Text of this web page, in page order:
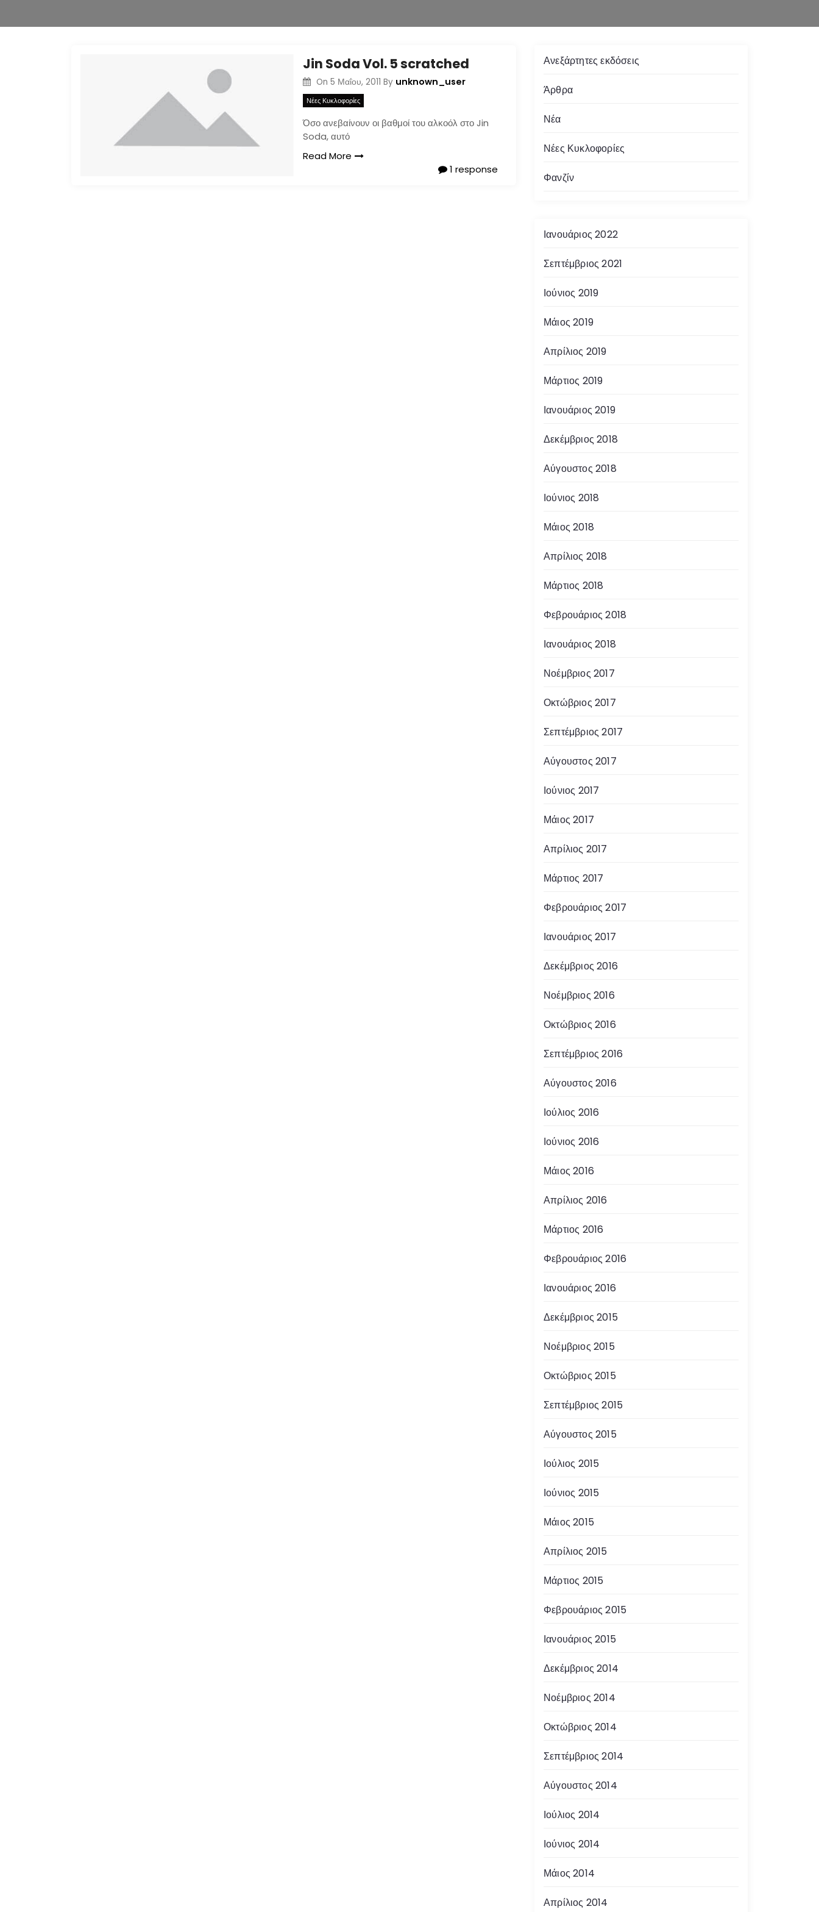
Jin Soda Vol. 5 scratched
On 5 Μαΐου, 2011 By unknown_user
Νέες Κυκλοφορίες
Όσο ανεβαίνουν οι βαθμοί του αλκοόλ στο Jin
Soda, αυτό
Read More
1 response
Ανεξάρτητες εκδόσεις
Άρθρα
Νέα
Νέες Κυκλοφορίες
Φανζίν
Ιανουάριος 2022
Σεπτέμβριος 2021
Ιούνιος 2019
Μάιος 2019
Απρίλιος 2019
Μάρτιος 2019
Ιανουάριος 2019
Δεκέμβριος 2018
Αύγουστος 2018
Ιούνιος 2018
Μάιος 2018
Απρίλιος 2018
Μάρτιος 2018
Φεβρουάριος 2018
Ιανουάριος 2018
Νοέμβριος 2017
Οκτώβριος 2017
Σεπτέμβριος 2017
Αύγουστος 2017
Ιούνιος 2017
Μάιος 2017
Απρίλιος 2017
Μάρτιος 2017
Φεβρουάριος 2017
Ιανουάριος 2017
Δεκέμβριος 2016
Νοέμβριος 2016
Οκτώβριος 2016
Σεπτέμβριος 2016
Αύγουστος 2016
Ιούλιος 2016
Ιούνιος 2016
Μάιος 2016
Απρίλιος 2016
Μάρτιος 2016
Φεβρουάριος 2016
Ιανουάριος 2016
Δεκέμβριος 2015
Νοέμβριος 2015
Οκτώβριος 2015
Σεπτέμβριος 2015
Αύγουστος 2015
Ιούλιος 2015
Ιούνιος 2015
Μάιος 2015
Απρίλιος 2015
Μάρτιος 2015
Φεβρουάριος 2015
Ιανουάριος 2015
Δεκέμβριος 2014
Νοέμβριος 2014
Οκτώβριος 2014
Σεπτέμβριος 2014
Αύγουστος 2014
Ιούλιος 2014
Ιούνιος 2014
Μάιος 2014
Απρίλιος 2014